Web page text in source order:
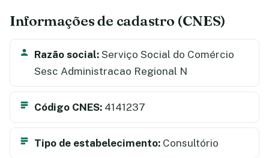
Informações de cadastro (CNES)
Razão social: Serviço Social do Comércio
Sesc Administracao Regional N
Código CNES: 4141237
Tipo de estabelecimento: Consultório